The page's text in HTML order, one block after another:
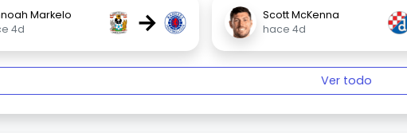
Markelo
4d
→
Scott McKenna
hace 4d
Ver todo